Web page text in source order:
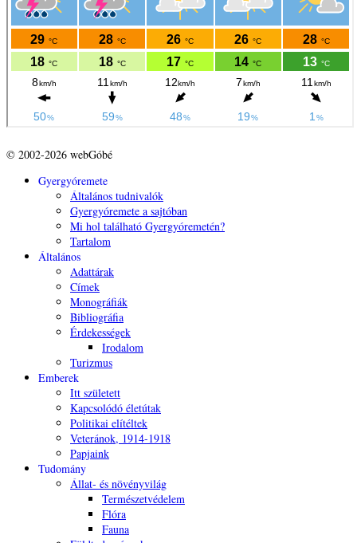
© 2002-2026 webGóbé
Gyergyóremete
Általános tudnivalók
Gyergyóremete a sajtóban
Mi hol található Gyergyóremetén?
Tartalom
Általános
Adattárak
Címek
Monográfiák
Bibliográfia
Érdekességek
Irodalom
Turizmus
Emberek
Itt született
Kapcsolódó életútak
Politikai elítéltek
Veteránok, 1914-1918
Papjaink
Tudomány
Állat- és növényvilág
Természetvédelem
Flóra
Fauna